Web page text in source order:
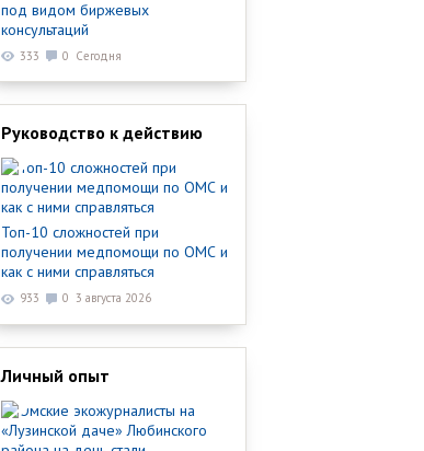
под видом биржевых
консультаций
333 0 Сегодня
Руководство к действию
Топ-10 сложностей при
получении медпомощи по ОМС и
как с ними справляться
933 0 3 августа 2026
Личный опыт